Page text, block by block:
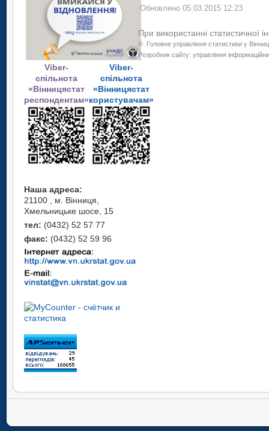
Viber-
спільнота
«Вінницястат
респондентам»
Viber-
спільнота
«Вінницястат
користувачам»
Наша адреса:
21100 , м. Вінниця,
Хмельницьке шосе, 15
тел: (0432) 52 57 77
факс: (0432) 52 59 96
Обновлено 05.03.2015 12:23
При використанні статистичної
© Головне управління статистики у
Розробник сайту: управління